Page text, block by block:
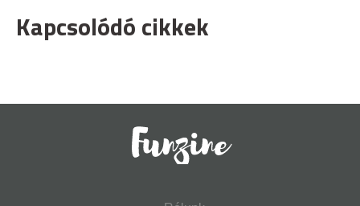
Kapcsolódó cikkek